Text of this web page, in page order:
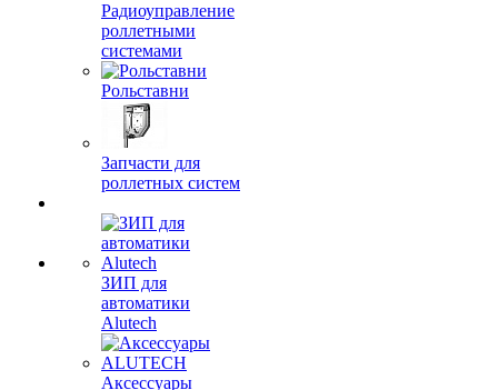
Радиоуправление
роллетными
системами
Рольставни
Запчасти для
роллетных систем
ЗИП для
автоматики
Alutech
Аксессуары